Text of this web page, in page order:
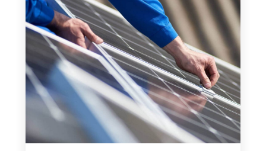
Anker Solix 3ph EN
ANKER X1-Single Phase 2025
Anker Solix X1 3ph De
Anker Solix X1 FR
Anker Solix X1 3ph FR
Anker Solix X1 NL
Anker Solix X1 SV
Anker Solix X1 PL
Anker Solix X1 3PH SV